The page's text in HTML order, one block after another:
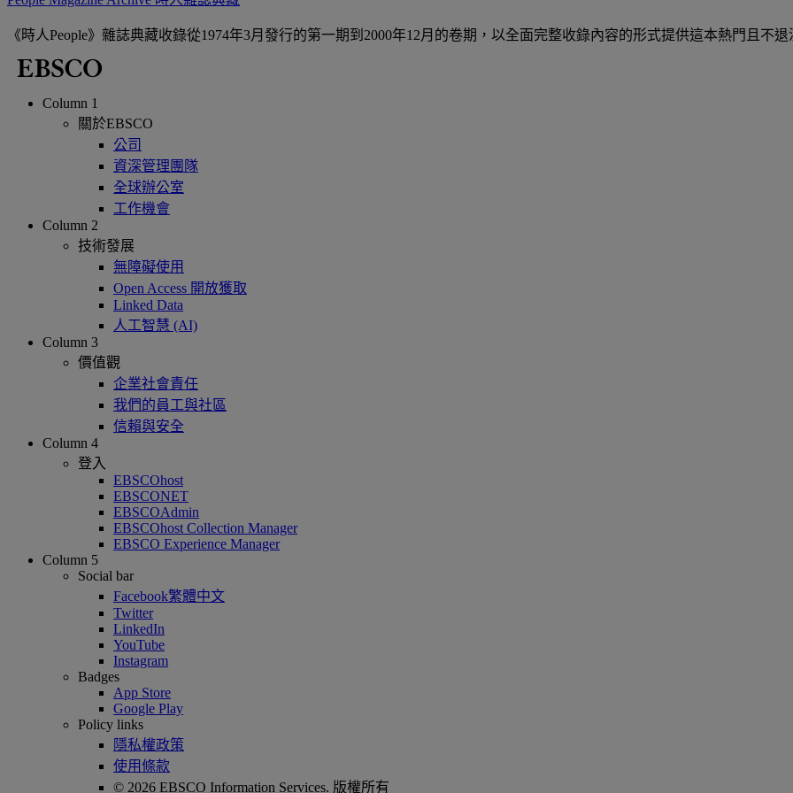
《時人People》雜誌典藏收錄從1974年3月發行的第一期到2000年12月的卷期，以全面完整收錄內容的形式提供這本熱門且不退
Column 1
關於EBSCO
公司
資深管理團隊
全球辦公室
工作機會
Column 2
技術發展
無障礙使用
Open Access 開放獲取
Linked Data
人工智慧 (AI)
Column 3
價值觀
企業社會責任
我們的員工與社區
信賴與安全
Column 4
登入
EBSCOhost
EBSCONET
EBSCOAdmin
EBSCOhost Collection Manager
EBSCO Experience Manager
Column 5
Social bar
Facebook繁體中文
Twitter
LinkedIn
YouTube
Instagram
Badges
App Store
Google Play
Policy links
隱私權政策
使用條款
© 2026 EBSCO Information Services. 版權所有